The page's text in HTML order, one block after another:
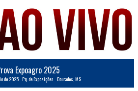
Expoagro 2025
de 2025 - Pq. de Exposições - Dourados, MS